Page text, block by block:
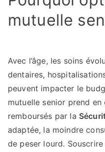
mutuelle
Avec l’âge, les soins
dentaires,
peuvent impacter le
mutuelle senior prend
remboursés par la
adaptée, la moindre
de peser lourd.